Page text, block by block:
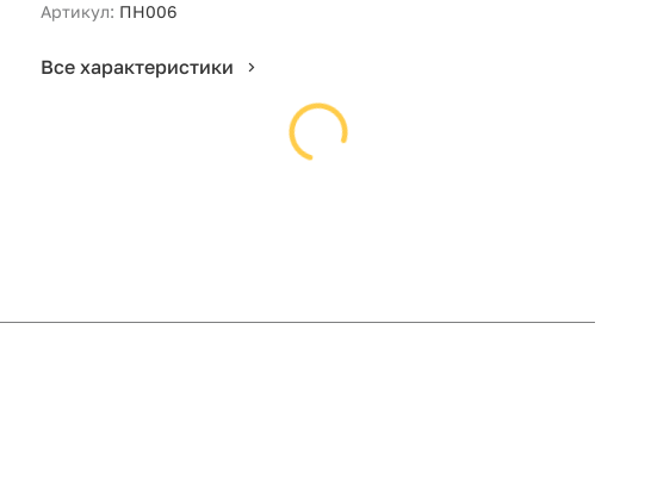
Артикул: ПН006
Все характеристики